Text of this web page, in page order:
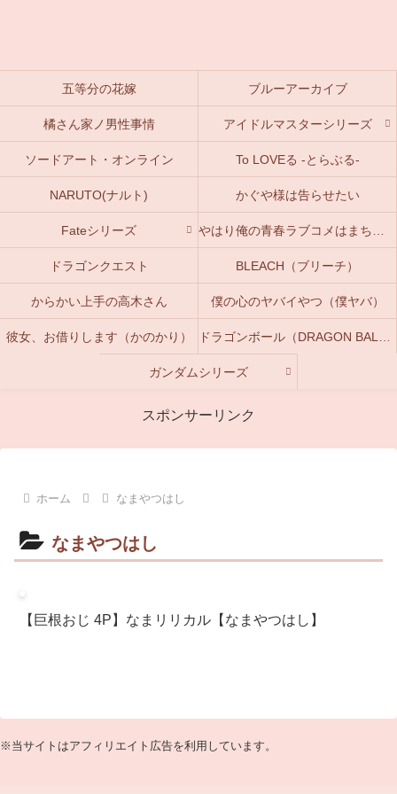
五等分の花嫁 ブルーアーカイブ
橘さん家ノ男性事情 アイドルマスターシリーズ
ソードアート・オンライン To LOVEる -とらぶる-
NARUTO(ナルト) かぐや様は告らせたい
Fateシリーズ
ドラゴンクエスト BLEACH（ブリーチ）
からかい上手の高木さん 僕の心のヤバイやつ（僕ヤバ）
彼女、お借りします（かのかり）
ガンダムシリーズ
スポンサーリンク
ホーム なまやつはし
なまやつはし
【巨根おじ 4P】なまリリカル【なまやつはし】
※当サイトはアフィリエイト広告を利用しています。